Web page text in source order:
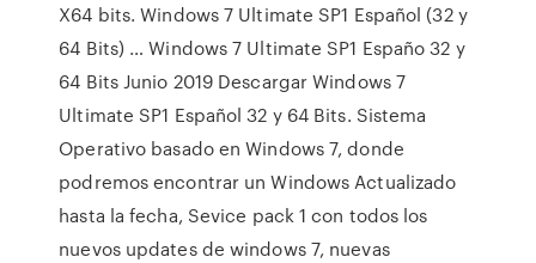
X64 bits. Windows 7 Ultimate SP1 Español (32 y
64 Bits) … Windows 7 Ultimate SP1 Españo 32 y
64 Bits Junio 2019 Descargar Windows 7
Ultimate SP1 Español 32 y 64 Bits. Sistema
Operativo basado en Windows 7, donde
podremos encontrar un Windows Actualizado
hasta la fecha, Sevice pack 1 con todos los
nuevos updates de windows 7, nuevas